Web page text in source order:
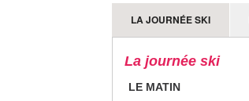
LA JOURNÉE SKI
La journée ski
LE MATIN